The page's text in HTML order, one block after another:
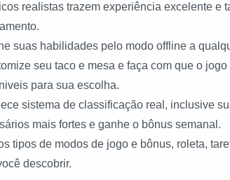
realistas trazem experiência excelente e
suas habilidades pelo modo offline a
seu taco e mesa e faça com que o
para sua escolha.
sistema de classificação real, inclusive
mais fortes e ganhe o bônus semanal.
tipos de modos de jogo e bônus, roleta,
descobrir.